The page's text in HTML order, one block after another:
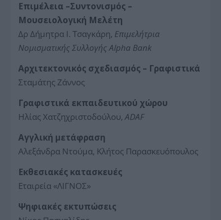
Επιμέλεια –Συντονισμός –
Μουσειολογική Μελέτη
Δρ Δήμητρα Ι. Τσαγκάρη, Επιμελήτρια
Νομισματικής Συλλογής Alpha Bank
Αρχιτεκτονικός σχεδιασμός – Γραφιστικά
Σταμάτης Ζάννος
Γραφιστικά εκπαιδευτικού χώρου
Ηλίας Χατζηχριστοδούλου,ADAF
Αγγλική μετάφραση
Αλεξάνδρα Ντούμα, Κλήτος Παρασκευόπουλος
Εκθεσιακές κατασκευές
Εταιρεία «ΛΙΓΝΟΣ»
Ψηφιακές εκτυπώσεις